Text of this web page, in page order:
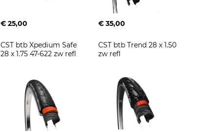
€ 25,00 € 35,00
CST btb Xpedium Safe
28 x 1.75 47-622 zw refl
CST btb Trend 28 x 1.50
zw refl